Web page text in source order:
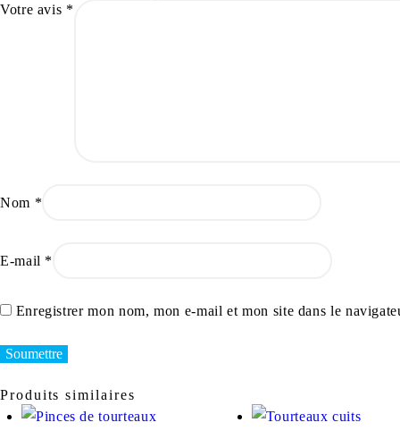
Votre avis *
Nom *
E-mail *
Enregistrer mon nom, mon e-mail et mon site dans le
Produits similaires